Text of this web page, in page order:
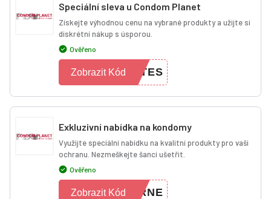
Speciální sleva u Condom Planet
Získejte výhodnou cenu na vybrané produkty a užijte si
diskrétní nákup s úsporou.
Ověřeno
ATES
Zobrazit Kód
Exkluzivní nabídka na kondomy
Využijte speciální nabídku na kvalitní produkty pro vaši
ochranu. Nezmeškejte šanci ušetřit.
Ověřeno
YRNE
Zobrazit Kód